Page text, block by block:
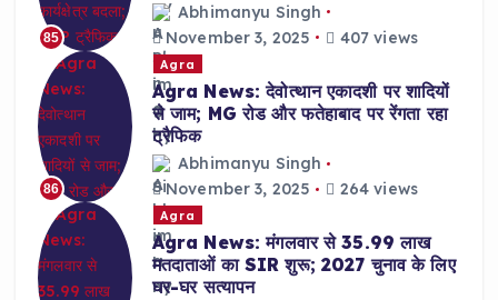
85
Abhimanyu Singh
November 3, 2025
407 views
86
Agra
Agra News: देवोत्थान एकादशी पर शादियों
से जाम; MG रोड और फतेहाबाद पर रेंगता रहा
ट्रैफिक
Abhimanyu Singh
November 3, 2025
264 views
Agra
Agra News: मंगलवार से 35.99 लाख
मतदाताओं का SIR शुरू; 2027 चुनाव के लिए
घर-घर सत्यापन